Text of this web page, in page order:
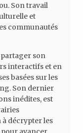
Son travail
et
communautés
son
interactifs et en
basées sur les
Son dernier
inédites, est
à décrypter les